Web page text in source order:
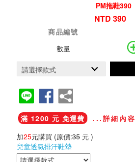
PM拖鞋390
NTD 390
商品編號
數量
滿 1200 元 免運費
...詳細內容
加25元購買 (原價:35 元 )
兒童透氣排汗鞋墊